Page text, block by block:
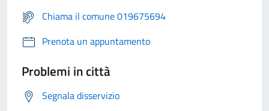
Chiama il comune 019675694
Prenota un appuntamento
Problemi in città
Segnala disservizio